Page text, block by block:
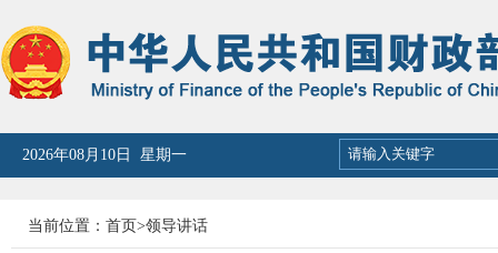
2026年08月10日 星期一
当前位置： 首页>领导讲话